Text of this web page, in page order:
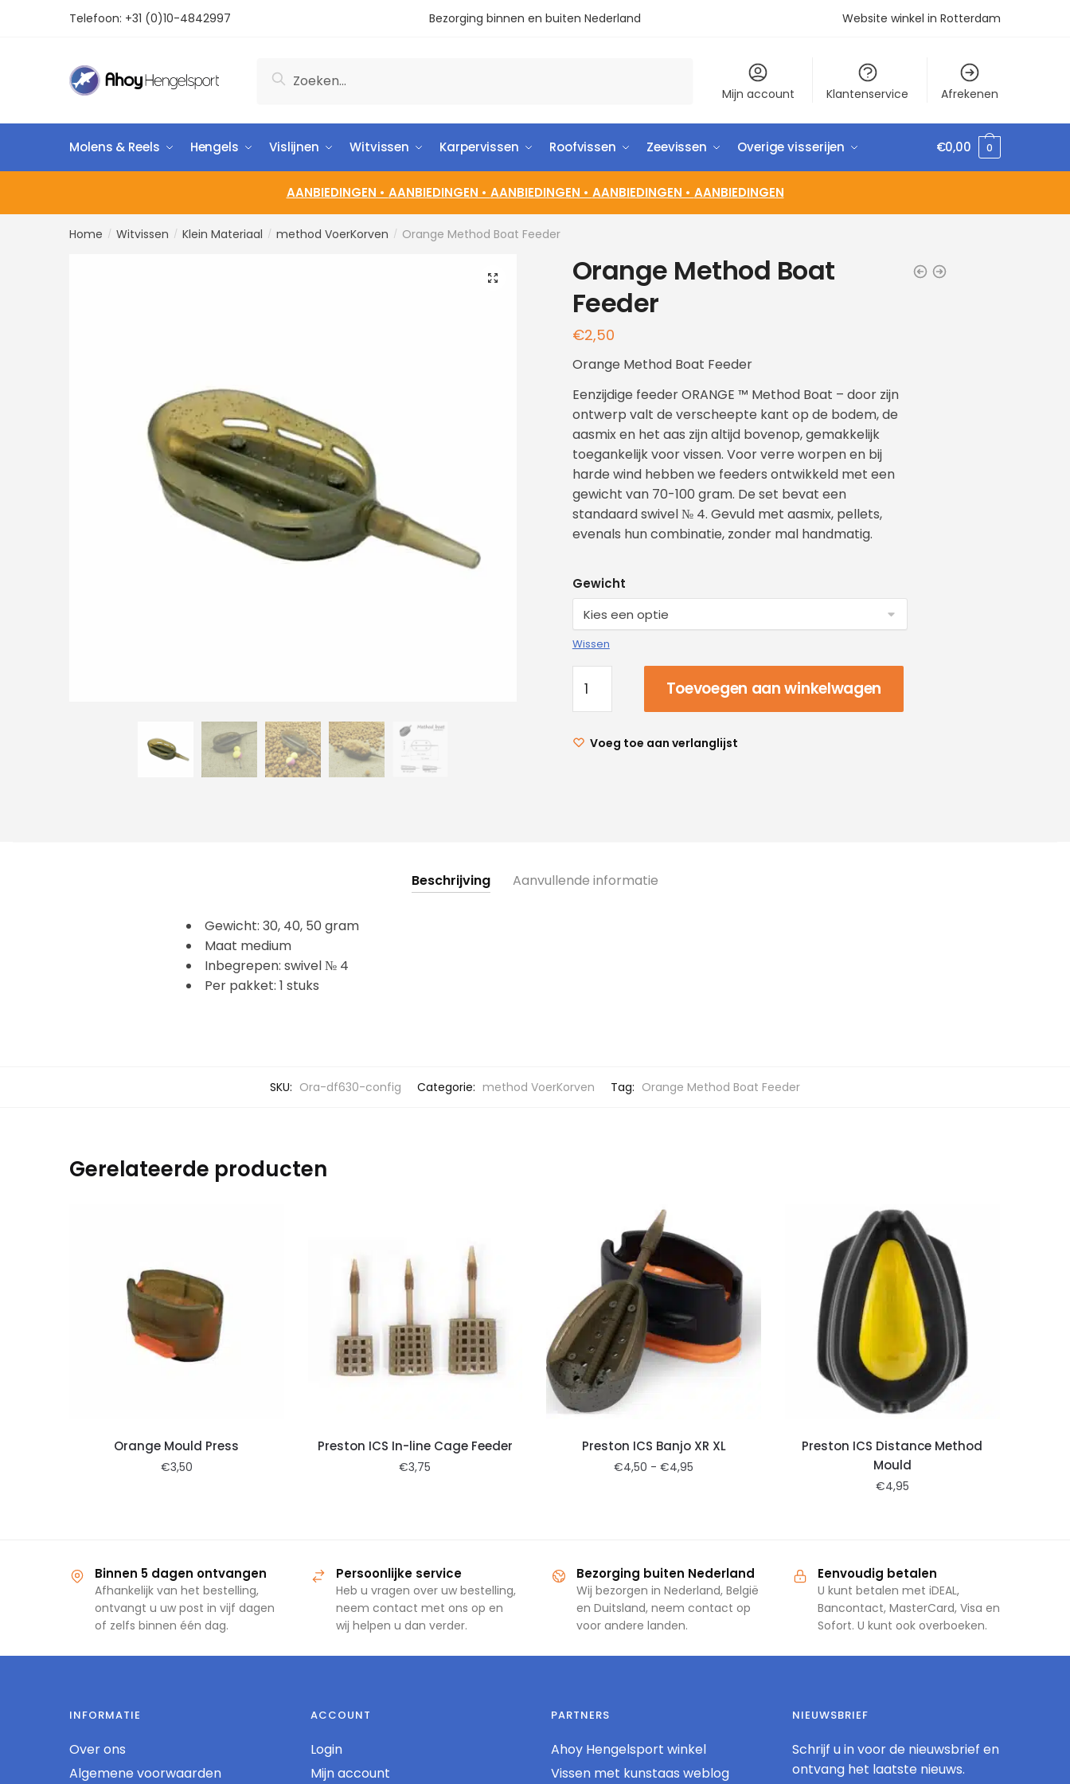
Telefoon: +31 (0)10-4842997 Bezorging binnen en buiten Nederland Website winkel in Rotterdam
Zoeken
Mijn account Klantenservice Afrekenen
Molens & Reels Hengels Vislijnen Witvissen Karpervissen Roofvissen Zeevissen Overige visserijen €0,00 0
AANBIEDINGEN • AANBIEDINGEN • AANBIEDINGEN • AANBIEDINGEN • AANBIEDINGEN
Home / Witvissen / Klein Materiaal / method VoerKorven / Orange Method Boat Feeder
🔍
Orange Method Boat
Feeder
€2,50
Orange Method Boat Feeder
Eenzijdige feeder ORANGE ™ Method Boat – door zijn
ontwerp valt de verscheepte kant op de bodem, de
aasmix en het aas zijn altijd bovenop, gemakkelijk
toegankelijk voor vissen. Voor verre worpen en bij
harde wind hebben we feeders ontwikkeld met een
gewicht van 70-100 gram. De set bevat een
standaard swivel № 4. Gevuld met aasmix, pellets,
evenals hun combinatie, zonder mal handmatig.
Gewicht
Wissen
Toevoegen aan winkelwagen
Voeg toe aan verlanglijst
Beschrijving Aanvullende informatie
Gewicht: 30, 40, 50 gram
Maat medium
Inbegrepen: swivel № 4
Per pakket: 1 stuks
SKU: Ora-df630-config Categorie: method VoerKorven Tag: Orange Method Boat Feeder
Gerelateerde producten
Orange Mould Press
€3,50
Preston ICS In-line Cage Feeder
€3,75
Preston ICS Banjo XR XL
€4,50 - €4,95
Preston ICS Distance Method
Mould
€4,95
Binnen 5 dagen ontvangen
Afhankelijk van het bestelling,
ontvangt u uw post in vijf dagen
of zelfs binnen één dag.
Persoonlijke service
Heb u vragen over uw bestelling,
neem contact met ons op en
wij helpen u dan verder.
Bezorging buiten Nederland
Wij bezorgen in Nederland, België
en Duitsland, neem contact op
voor andere landen.
Eenvoudig betalen
U kunt betalen met iDEAL,
Bancontact, MasterCard, Visa en
Sofort. U kunt ook overboeken.
INFORMATIE
Over ons
Algemene voorwaarden
ACCOUNT
Login
Mijn account
PARTNERS
Ahoy Hengelsport winkel
Vissen met kunstaas weblog
NIEUWSBRIEF
Schrijf u in voor de nieuwsbrief en
ontvang het laatste nieuws.